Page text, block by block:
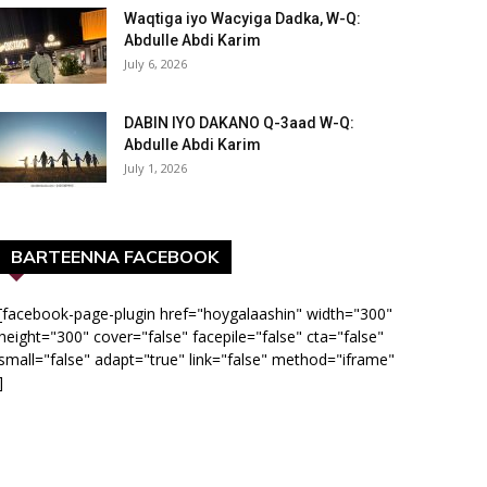
Waqtiga iyo Wacyiga Dadka, W-Q:
Abdulle Abdi Karim
July 6, 2026
DABIN IYO DAKANO Q-3aad W-Q:
Abdulle Abdi Karim
July 1, 2026
BARTEENNA FACEBOOK
page-plugin href="hoygalaashin" width="300"
cover="false" facepile="false" cta="false"
adapt="true" link="false" method="iframe"